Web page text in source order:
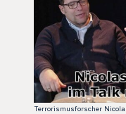
Terrorismusforscher